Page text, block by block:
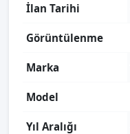
İlan Tarihi
Görüntülenme
Marka
Model
Yıl Aralığı